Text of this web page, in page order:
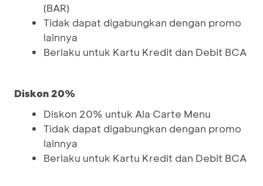
(BAR)
Tidak dapat digabungkan dengan promo
lainnya
Berlaku untuk Kartu Kredit dan Debit BCA
Diskon 20%
Diskon 20% untuk Ala Carte Menu
Tidak dapat digabungkan dengan promo
lainnya
Berlaku untuk Kartu Kredit dan Debit BCA